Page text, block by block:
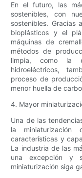
En el futuro, las
sostenibles, con
sostenibles. Gracias
bioplásticos y el
máquinas de
métodos de
limpia, como la
hidroeléctricos,
proceso de
menor huella de
4. Mayor
Una de las
la miniaturización
características y
La industria de las
una excepción y
miniaturización siga